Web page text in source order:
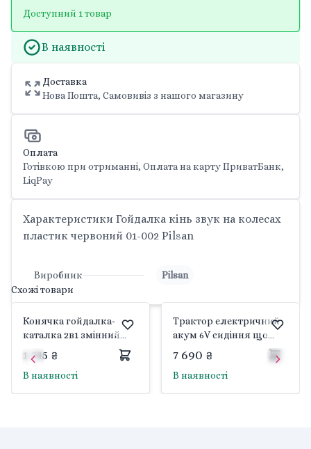
Доступний 1 товар
В наявності
Доставка
Нова Пошта, Самовивіз з нашого магазину
Оплата
Готівкою при отриманні, Оплата на карту ПриватБанк,
LiqPay
Характеристики Гойдалка кінь звук на колесах
пластик червоний 01-002 Pilsan
Виробник
Pilsan
Схожі товари
Конячка гойдалка-
каталка 2в1 змінний
1 745 ₴
В наявності
Трактор електричний
акум 6V сидіння що
колеса червоний 05-116
Pilsan
7 690 ₴
В наявності